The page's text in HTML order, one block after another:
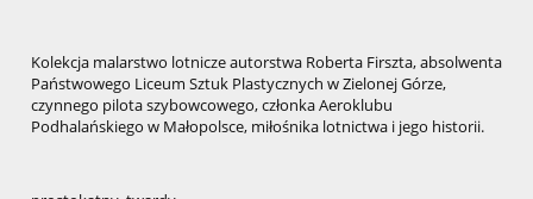
Kolekcja malarstwo lotnicze autorstwa Roberta Firszta, absolwenta
Państwowego Liceum Sztuk Plastycznych w Zielonej Górze,
czynnego pilota szybowcowego, członka Aeroklubu
Podhalańskiego w Małopolsce, miłośnika lotnictwa i jego historii.